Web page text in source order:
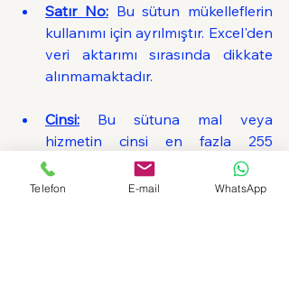
Satır No: Bu sütun mükelleflerin
kullanımı için ayrılmıştır. Excel'den
veri aktarımı sırasında dikkate
alınmamaktadır.
Cinsi: Bu sütuna mal veya
hizmetin cinsi en fazla 255
karakter olacak şekilde
girilmelidir. 255 karakteri aşan
Telefon E-mail WhatsApp